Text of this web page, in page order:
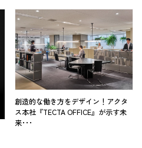
創造的な働き方をデザイン！アクタ
ス本社『TECTA OFFICE』が示す未
来･･･